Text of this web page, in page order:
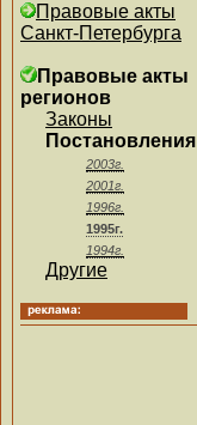
Правовые акты
Санкт-Петербурга
Правовые акты
регионов
Законы
Постановления
2003г.
2001г.
1996г.
1995г.
1994г.
Другие